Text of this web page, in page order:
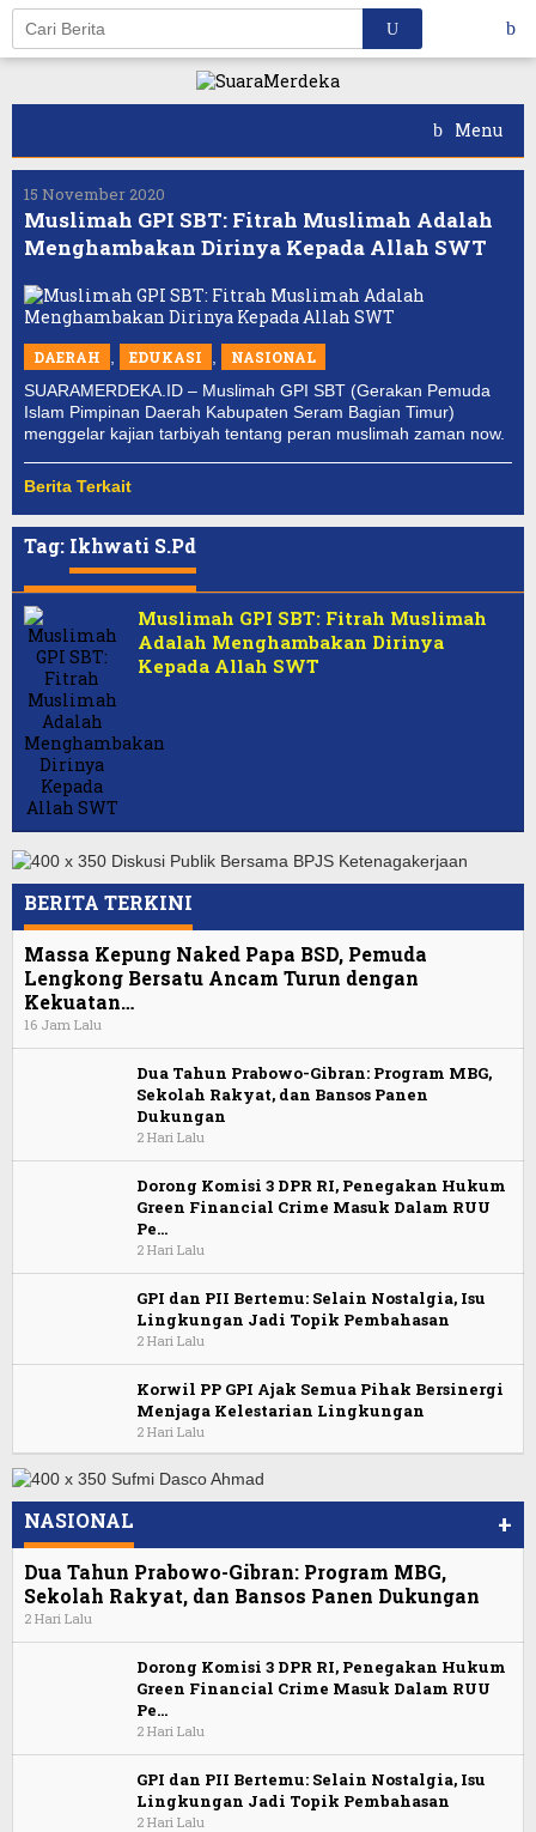
Skip
content
Menu
15 November 2020
Muslimah GPI SBT: Fitrah Muslimah Adalah
Menghambakan Dirinya Kepada Allah SWT
DAERAH , EDUKASI ,
NASIONAL
SUARAMERDEKA.ID – Muslimah GPI SBT (Gerakan Pemuda
Islam Pimpinan Daerah Kabupaten Seram Bagian Timur)
menggelar kajian tarbiyah tentang peran muslimah zaman now.
Berita Terkait
Tag: Ikhwati S.Pd
Muslimah GPI SBT: Fitrah Muslimah
Adalah Menghambakan Dirinya
Kepada Allah SWT
BERITA TERKINI
Massa Kepung Naked Papa BSD, Pemuda
Lengkong Bersatu Ancam Turun dengan
Kekuatan…
16 Jam Lalu
Dua Tahun Prabowo-Gibran: Program MBG,
Sekolah Rakyat, dan Bansos Panen
Dukungan
2 Hari Lalu
Dorong Komisi 3 DPR RI, Penegakan Hukum
Green Financial Crime Masuk Dalam RUU
Pe…
2 Hari Lalu
GPI dan PII Bertemu: Selain Nostalgia, Isu
Lingkungan Jadi Topik Pembahasan
2 Hari Lalu
Korwil PP GPI Ajak Semua Pihak Bersinergi
Menjaga Kelestarian Lingkungan
2 Hari Lalu
NASIONAL +
Dua Tahun Prabowo-Gibran: Program MBG,
Sekolah Rakyat, dan Bansos Panen Dukungan
2 Hari Lalu
Dorong Komisi 3 DPR RI, Penegakan Hukum
Green Financial Crime Masuk Dalam RUU
Pe…
2 Hari Lalu
GPI dan PII Bertemu: Selain Nostalgia, Isu
Lingkungan Jadi Topik Pembahasan
2 Hari Lalu